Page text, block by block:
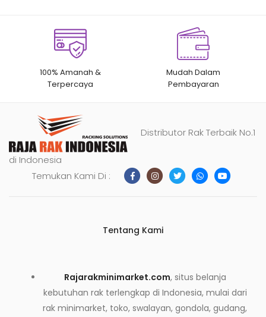
100% Amanah &
Terpercaya
Mudah Dalam
Pembayaran
Distributor Rak Terbaik No.1
di Indonesia
Temukan Kami Di :
Tentang Kami
Rajarakminimarket.com, situs belanja
kebutuhan rak terlengkap di Indonesia, mulai dari
rak minimarket, toko, swalayan, gondola, gudang,